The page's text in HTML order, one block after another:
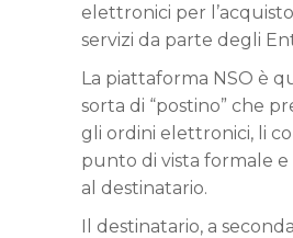
elettronici per
servizi da parte degli
La piattaforma NSO è
sorta di “postino” che
gli ordini elettronici, li
punto di vista formale e
al destinatario.
Il destinatario, a